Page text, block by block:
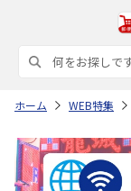
ホーム WEB特集